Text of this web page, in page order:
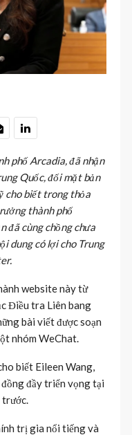
phố Arcadia, đã nhận
Quốc, đối mặt bản
cho biết trong thỏa
thành phố
đã cùng chồng chưa
dung có lợi cho Trung
website này từ
Điều tra Liên bang
bài viết được soạn
nhóm WeChat.
biết Eileen Wang,
đầy triển vọng tại
trước.
trị gia nổi tiếng và